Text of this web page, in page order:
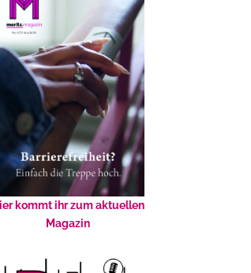
kommt ihr zum aktuellen
Magazin